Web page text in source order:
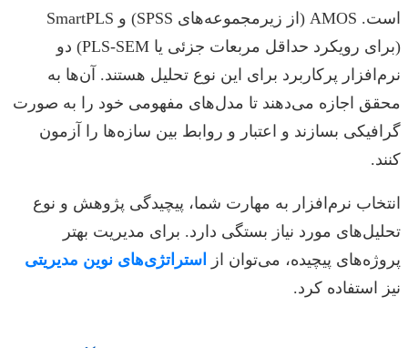
است. AMOS (از زیرمجموعه‌های SPSS) و SmartPLS
(برای رویکرد حداقل مربعات جزئی یا PLS-SEM) دو
نرم‌افزار پرکاربرد برای این نوع تحلیل هستند. آن‌ها به
محقق اجازه می‌دهند تا مدل‌های مفهومی خود را به صورت
گرافیکی بسازند و اعتبار و روابط بین سازه‌ها را آزمون
کنند.
انتخاب نرم‌افزار به مهارت شما، پیچیدگی پژوهش و نوع
تحلیل‌های مورد نیاز بستگی دارد. برای مدیریت بهتر
پروژه‌های پیچیده، می‌توان از
استراتژی‌های نوین مدیریتی
نیز استفاده کرد.